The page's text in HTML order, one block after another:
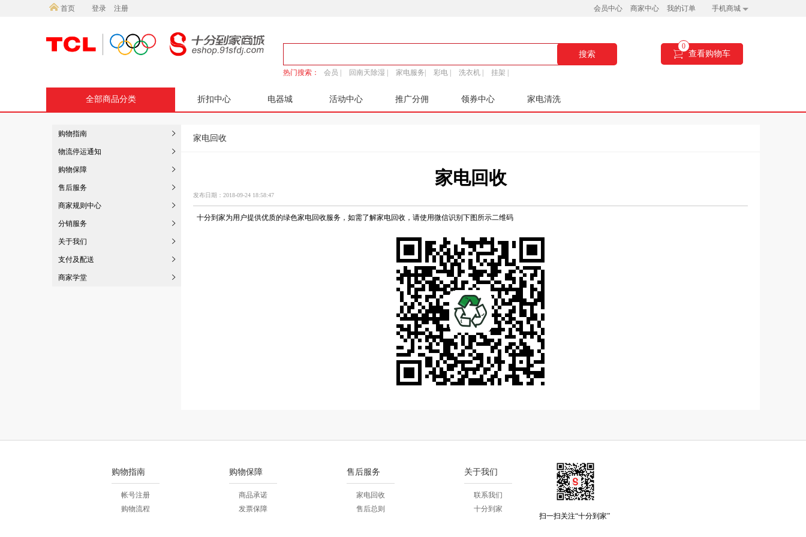
首页 登录 注册 会员中心 商家中心 我的订单 手机商城
搜索
热门搜索： 会员 | 回南天除湿 | 家电服务| 彩电 | 洗衣机 | 挂架 |
0
查看购物车
全部商品分类 折扣中心 电器城 活动中心 推广分佣 领券中心 家电清洗
购物指南
物流停运通知
购物保障
售后服务
商家规则中心
分销服务
关于我们
支付及配送
商家学堂
家电回收
家电回收
发布日期：2018-09-24 18:58:47
十分到家为用户提供优质的绿色家电回收服务，如需了解家电回收，请使用微信识别下图所示二维码
购物指南
帐号注册
购物流程
购物保障
商品承诺
发票保障
售后服务
家电回收
售后总则
关于我们
联系我们
十分到家
扫一扫关注“十分到家”